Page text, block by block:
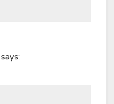
says: